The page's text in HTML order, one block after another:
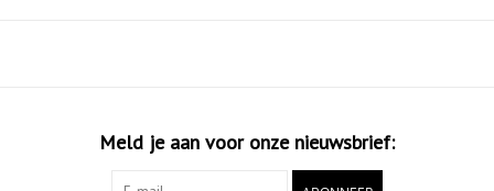
Meld je aan voor onze nieuwsbrief: